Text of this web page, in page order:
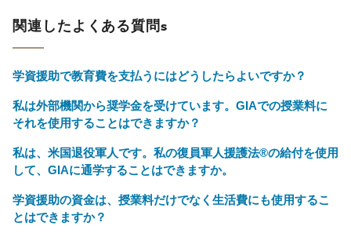
関連したよくある質問s
学資援助で教育費を支払うにはどうしたらよいですか？
私は外部機関から奨学金を受けています。GIAでの授業料に
それを使用することはできますか？
私は、米国退役軍人です。私の復員軍人援護法®の給付を使用
して、GIAに通学することはできますか。
学資援助の資金は、授業料だけでなく生活費にも使用するこ
とはできますか？